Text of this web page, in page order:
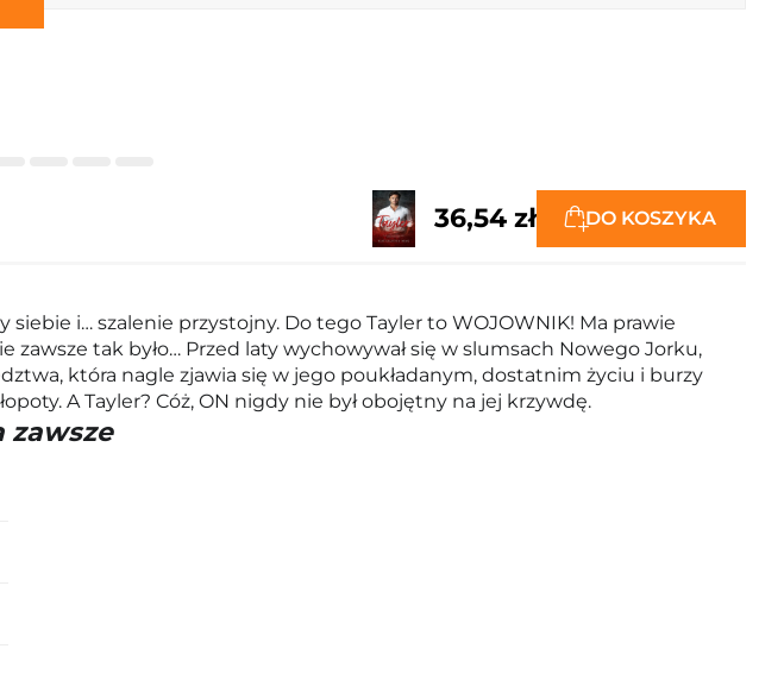
36,54 zł DO KOSZYKA
i… szalenie przystojny. Do tego Tayler to WOJOWNIK! Ma prawie
zawsze tak było… Przed laty wychowywał się w slumsach Nowego Jorku,
która nagle zjawia się w jego poukładanym, dostatnim życiu i burzy
A Tayler? Cóż, ON nigdy nie był obojętny na jej krzywdę.
zawsze